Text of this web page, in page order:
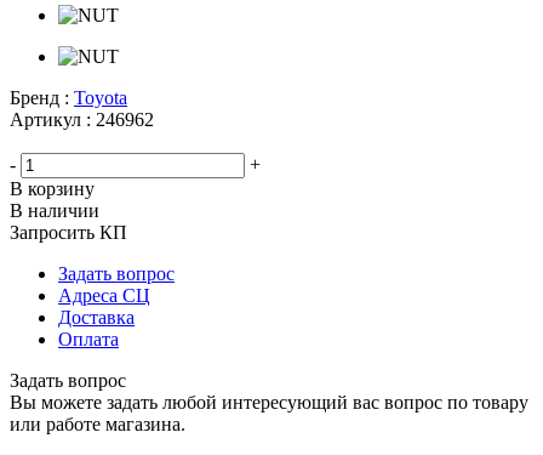
Бренд : Toyota
Артикул : 246962
-
+
В корзину
В наличии
Запросить КП
Задать вопрос
Адреса СЦ
Доставка
Оплата
Задать вопрос
Вы можете задать любой интересующий вас вопрос по товару
или работе магазина.